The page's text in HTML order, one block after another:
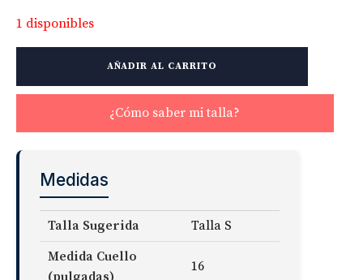
1 disponibles
WR
cantidad
AÑADIR AL CARRITO
¿Cómo saber mi talla?
Medidas
Talla Sugerida
Talla S
Medida Cuello
(pulgadas)
16